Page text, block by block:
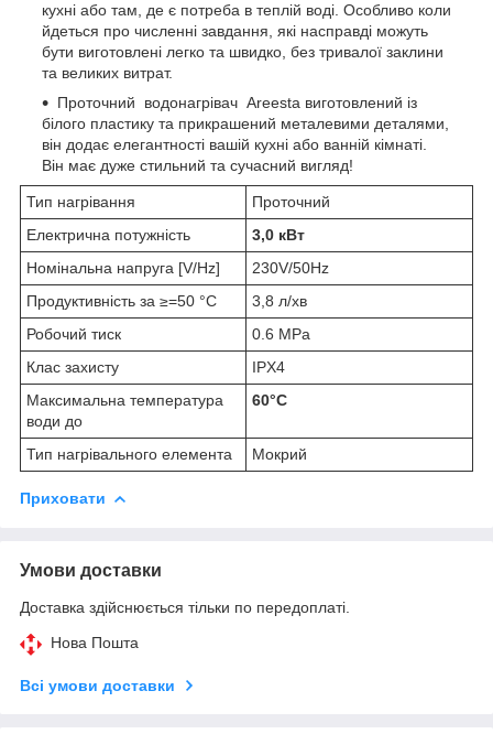
кухні або там, де є потреба в теплій воді. Особливо коли
йдеться про численні завдання, які насправді можуть
бути виготовлені легко та швидко, без тривалої заклини
та великих витрат.
Проточний водонагрівач Areesta виготовлений із
білого пластику та прикрашений металевими деталями,
він додає елегантності вашій кухні або ванній кімнаті.
Він має дуже стильний та сучасний вигляд!
Тип нагрівання
Проточний
Електрична потужність
3,0 кВт
Номінальна напруга [V/Hz]
230V/50Hz
Продуктивність за ≥=50 °C
3,8 л/хв
Робочий тиск
0.6 MPa
Клас захисту
IPХ4
Максимальна температура
води до
60°C
Тип нагрівального елемента Мокрий
Приховати
Умови доставки
Доставка здійснюється тільки по передоплаті.
Нова Пошта
Всі умови доставки